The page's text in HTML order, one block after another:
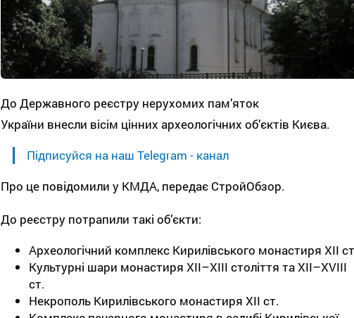
До Державного реєстру нерухомих пам’яток
України внесли вісім цінних археологічних об’єктів Києва.
Підписуйся на наш Telegram - канал
Про це повідомили у КМДА, передає СтройОбзор.
До реєстру потрапили такі об’єкти:
Археологічний комплекс Кирилівського монастиря ХІІ
Культурні шари монастиря ХІІ–ХІІІ століття та ХІІ–XVIII
ст.
Некрополь Кирилівського монастиря ХІІ ст.